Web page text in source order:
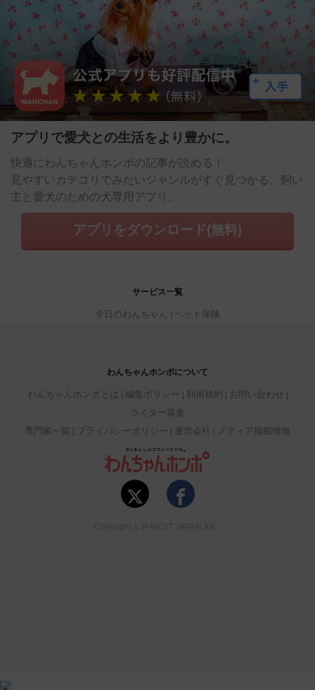
アプリで愛犬との生活をより豊かに。
快適にわんちゃんホンポの記事が読める！
見やすいカテゴリでみたいジャンルがすぐ見つかる。飼い
主と愛犬のための犬専用アプリ。
アプリをダウンロード(無料)
サービス一覧
今日のわんちゃん ペット保険
わんちゃんホンポについて
わんちゃんホンポとは 編集ポリシー 利用規約
お問い合わせ
ライター募集
専門家一覧
プライバシーポリシー 運営会社 メディア掲載情報